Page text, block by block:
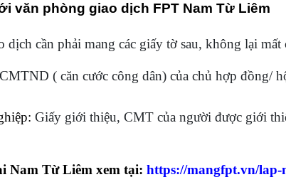
văn phòng giao dịch FPT Nam Từ Liêm
cần phải mang các giấy tờ sau, không lại
CMTND ( căn cước công dân) của chủ hợp đồng/
Giấy giới thiệu, CMT của người được giới
Nam Từ Liêm xem tại: https://mangfpt.vn/